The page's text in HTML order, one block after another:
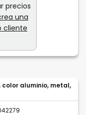
precios
una
cliente
color aluminio, metal,